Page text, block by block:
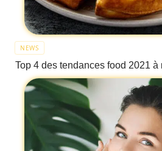
NEWS
Top 4 des tendances food 2021 à